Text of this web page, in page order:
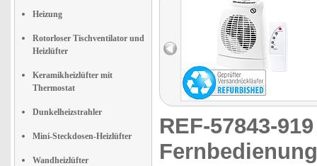
Heizung
Rotorloser Tischventilator und
Heizlüfter
Keramikheizlüfter mit
Thermostat
Dunkelheizstrahler
Mini-Steckdosen-Heizlüfter
Wandheizlüfter
REF-57843-
Fernbedienung